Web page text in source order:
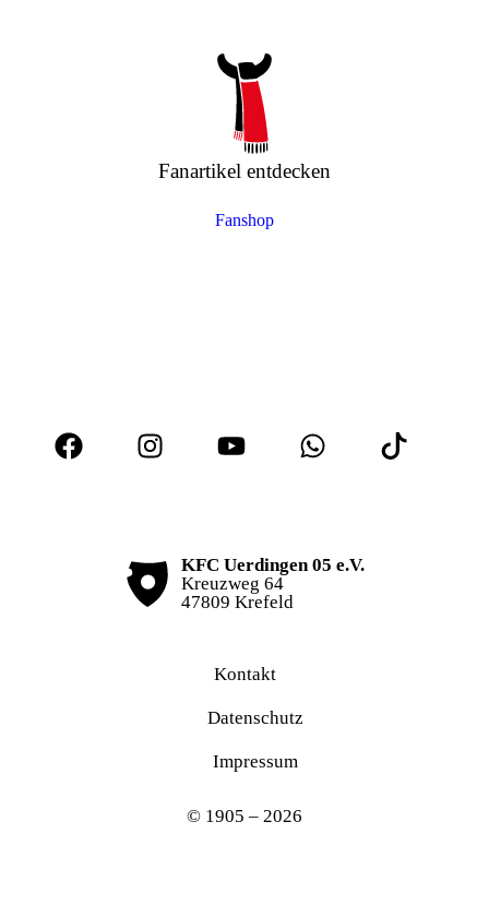
Fanartikel entdecken
Fanshop
KFC Uerdingen 05 e.V.
Kreuzweg 64
47809 Krefeld
Kontakt
Datenschutz
Impressum
© 1905 – 2026